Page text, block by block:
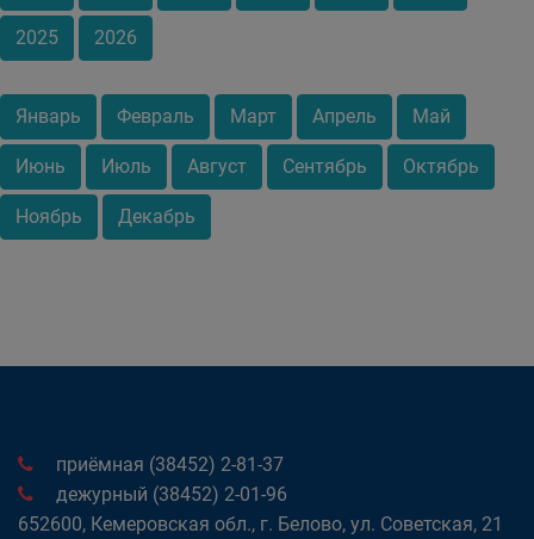
2025 2026
Январь Февраль Март Апрель Май
Июнь Июль Август Сентябрь Октябрь
Ноябрь Декабрь
приёмная (38452) 2-81-37
дежурный (38452) 2-01-96
652600, Кемеровская обл., г. Белово, ул. Советская, 21